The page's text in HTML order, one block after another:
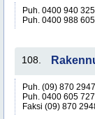
Puh. 0400 940 325
Puh. 0400 988 605
108.
Puh. (09) 870 2947
Puh. 0400 605 727
Faksi (09) 870